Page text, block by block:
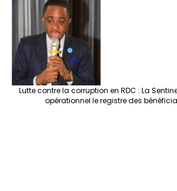
Lutte contre la corruption en RDC : La
opérationnel le registre des